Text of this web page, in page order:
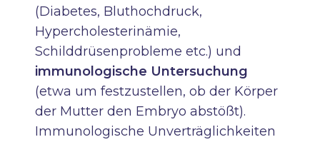
(Diabetes, Bluthochdruck,
Hypercholesterinämie,
Schilddrüsenprobleme etc.) und
immunologische Untersuchung
(etwa um festzustellen, ob der Körper
der Mutter den Embryo abstößt).
Immunologische Unverträglichkeiten